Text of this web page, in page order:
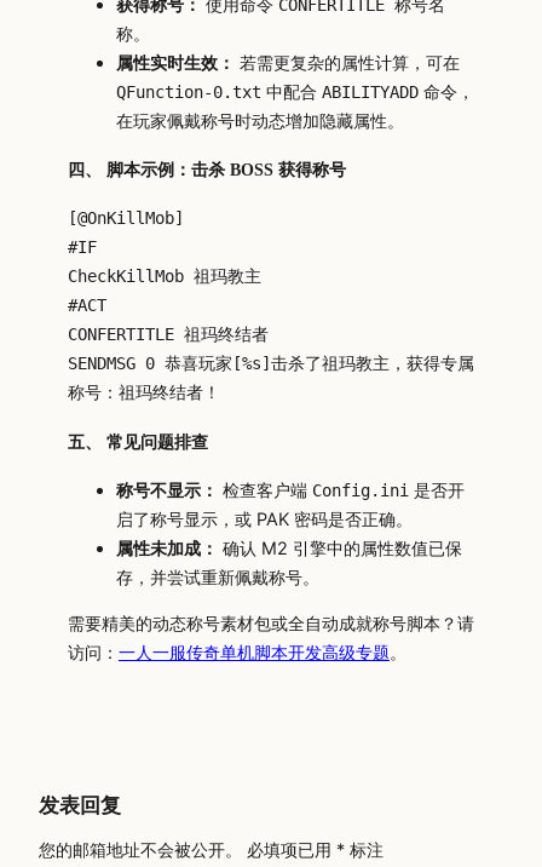
获得称号： 使用命令 CONFERTITLE 称号名
称。
属性实时生效： 若需更复杂的属性计算，可在
QFunction-0.txt 中配合 ABILITYADD 命令，
在玩家佩戴称号时动态增加隐藏属性。
四、 脚本示例：击杀 BOSS 获得称号
[@OnKillMob]
#IF
CheckKillMob 祖玛教主
#ACT
CONFERTITLE 祖玛终结者
SENDMSG 0 恭喜玩家[%s]击杀了祖玛教主，获得专属
称号：祖玛终结者！
五、 常见问题排查
称号不显示： 检查客户端 Config.ini 是否开
启了称号显示，或 PAK 密码是否正确。
属性未加成： 确认 M2 引擎中的属性数值已保
存，并尝试重新佩戴称号。
需要精美的动态称号素材包或全自动成就称号脚本？请
访问： 一人一服传奇单机脚本开发高级专题。
发表回复
您的邮箱地址不会被公开。 必填项已用 * 标注